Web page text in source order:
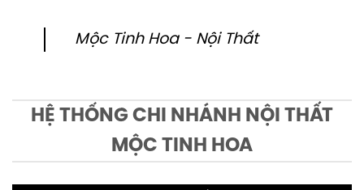
Mộc Tinh Hoa - Nội Thất
HỆ THỐNG CHI NHÁNH NỘI THẤT
MỘC TINH HOA